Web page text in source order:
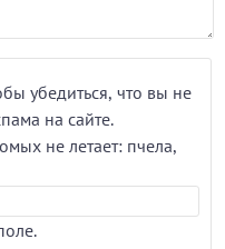
убедиться, что вы не
на сайте.
не летает: пчела,